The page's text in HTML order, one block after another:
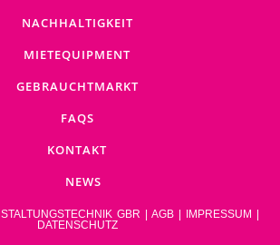
NACHHALTIGKEIT
MIETEQUIPMENT
GEBRAUCHTMARKT
FAQS
KONTAKT
NEWS
GBR | AGB IMPRESSUM
DATENSCHUTZ